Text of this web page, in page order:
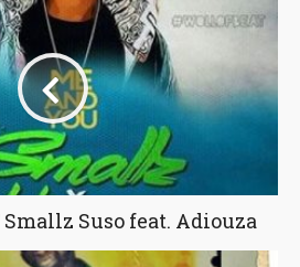
Suso feat. Adiouza